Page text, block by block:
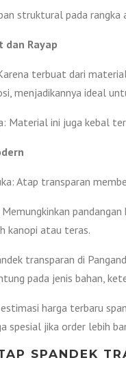
struktural pada
dan Rayap
terbuat dari
menjadikannya ideal
Material ini juga kebal
Atap transparan
kanopi atau teras.
transparan di
pada jenis bahan,
harga terbaru
spesial jika order lebih
SPANDEK